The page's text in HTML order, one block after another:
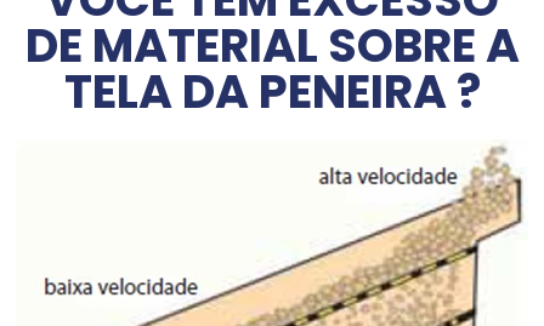
DE MATERIAL SOBRE A
TELA DA PENEIRA ?